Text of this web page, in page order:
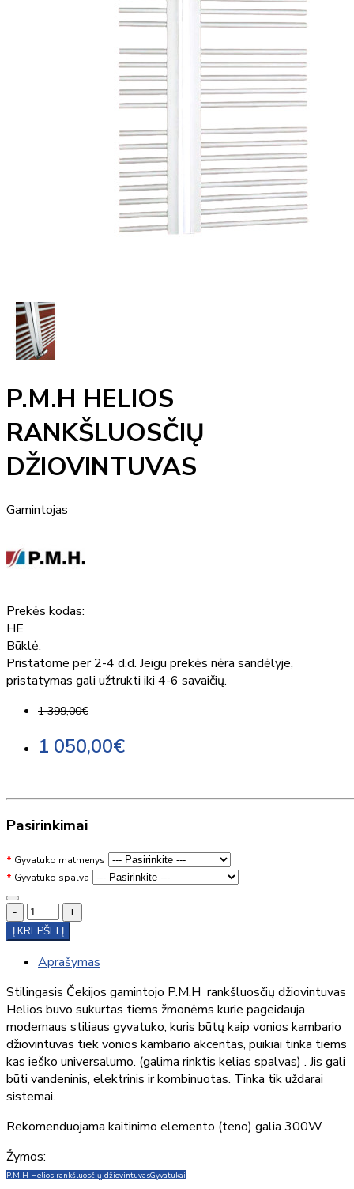
P.M.H HELIOS
RANKŠLUOSČIŲ
DŽIOVINTUVAS
Gamintojas
Prekės kodas:
HE
Būklė:
Pristatome per 2-4 d.d. Jeigu prekės nėra sandėlyje,
pristatymas gali užtrukti iki 4-6 savaičių.
1 399,00€
1 050,00€
Pasirinkimai
Gyvatuko matmenys
Gyvatuko spalva
-
+
Į KREPŠELĮ
Aprašymas
Stilingasis Čekijos gamintojo P.M.H rankšluosčių džiovintuvas
Helios buvo sukurtas tiems žmonėms kurie pageidauja
modernaus stiliaus gyvatuko, kuris būtų kaip vonios kambario
džiovintuvas tiek vonios kambario akcentas, puikiai tinka tiems
kas ieško universalumo. (galima rinktis kelias spalvas) . Jis gali
būti vandeninis, elektrinis ir kombinuotas. Tinka tik uždarai
sistemai.
Rekomenduojama kaitinimo elemento (teno) galia 300W
Žymos:
P.M.H Helios rankšluosčių džiovintuvasGyvatukai